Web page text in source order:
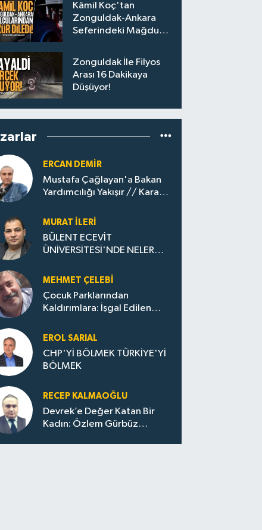
Kâmil Koç'tan
Zonguldak-Ankara
Seferindeki Mağdur
Zonguldak İle Filyos
Arası 16 Dakikaya
Düşüyor!
ERCAN DEMIR
Mustafa Çağlayan'a Bakan
Yardımcılığı Yakışır // ​Kara
Zonguldak'ın Dönüşümü..
MURAT İLERI
BÜLENT ECEVİT
ÜNİVERSİTESİ'NDE NELER
MEHMET ÇELEBI
Çocuk Parklarından
Kaldırımlara: İşgal Edilen
Evler Çöp Dolu
EROL SARIAL
CHP'Yİ BÖLMEK TÜRKİYE'Yİ
BÖLMEK
RECEP KALMAOĞLU
Devrek’e Değer Katan Bir
Kadın: Özlem Gürbüz